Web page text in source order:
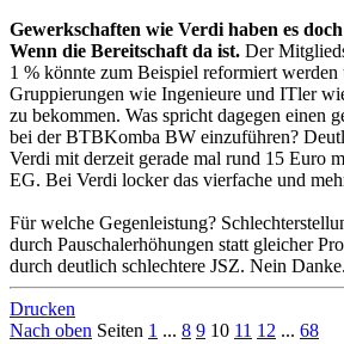
Gewerkschaften wie Verdi haben es
Wenn die Bereitschaft da ist. Der
1 % könnte zum Beispiel reformiert werden
Gruppierungen wie Ingenieure und ITler
zu bekommen. Was spricht dagegen einen
bei der BTBKomba BW einzuführen?
Verdi mit derzeit gerade mal rund 15 Euro
EG. Bei Verdi locker das vierfache und
Für welche Gegenleistung?
durch Pauschalerhöhungen statt gleicher
durch deutlich schlechtere JSZ. Nein Danke.
Drucken
Nach oben Seiten 1 ... 8 9 10 11 12 ... 68